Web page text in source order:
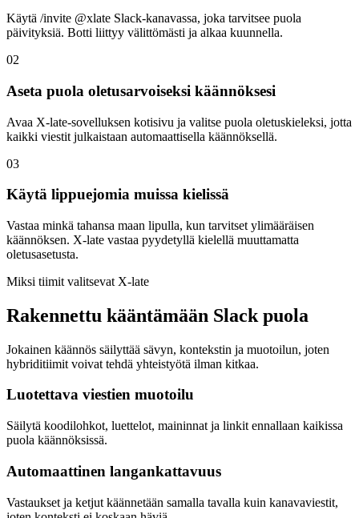
Käytä /invite @xlate Slack-kanavassa, joka tarvitsee puola
päivityksiä. Botti liittyy välittömästi ja alkaa kuunnella.
02
Aseta puola oletusarvoiseksi käännöksesi
Avaa X-late-sovelluksen kotisivu ja valitse puola oletuskieleksi, jotta
kaikki viestit julkaistaan automaattisella käännöksellä.
03
Käytä lippuejomia muissa kielissä
Vastaa minkä tahansa maan lipulla, kun tarvitset ylimääräisen
käännöksen. X-late vastaa pyydetyllä kielellä muuttamatta
oletusasetusta.
Miksi tiimit valitsevat X-late
Rakennettu kääntämään Slack puola
Jokainen käännös säilyttää sävyn, kontekstin ja muotoilun, joten
hybriditiimit voivat tehdä yhteistyötä ilman kitkaa.
Luotettava viestien muotoilu
Säilytä koodilohkot, luettelot, maininnat ja linkit ennallaan kaikissa
puola käännöksissä.
Automaattinen langankattavuus
Vastaukset ja ketjut käännetään samalla tavalla kuin kanavaviestit,